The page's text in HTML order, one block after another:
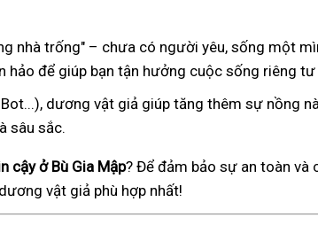
nhà trống" – chưa có người yêu, sống một
hảo để giúp bạn tận hưởng cuộc sống riêng
dương vật giả giúp tăng thêm sự nồng
sâu sắc.
cậy ở Bù Gia Mập? Để đảm bảo sự an toàn và
vật giả phù hợp nhất!